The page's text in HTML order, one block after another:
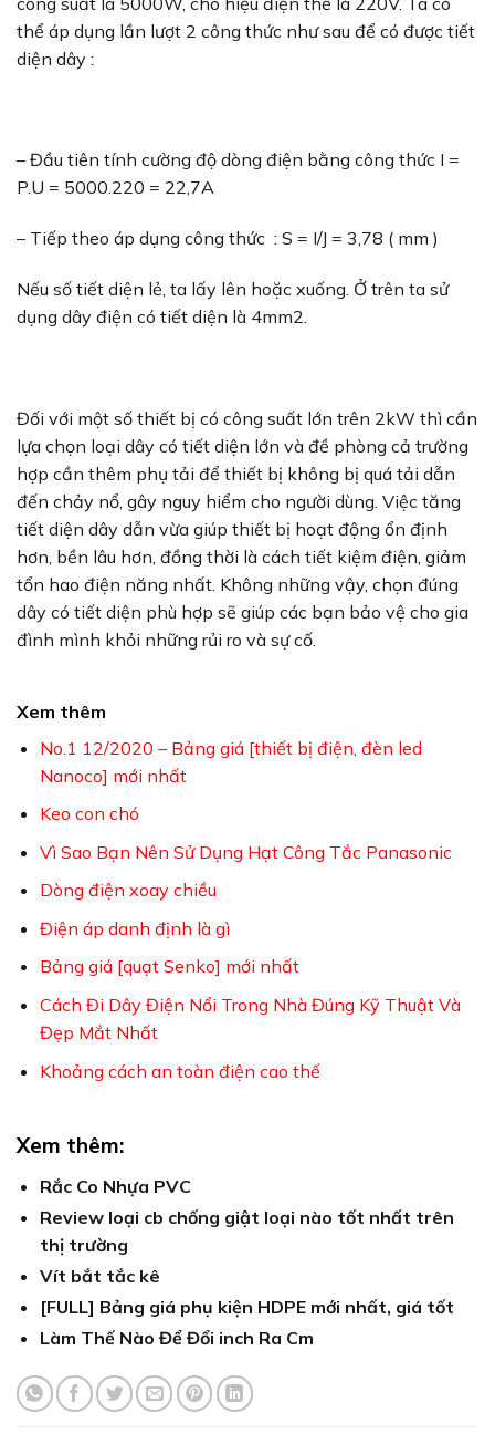
thể áp dụng lần lượt 2 công thức như sau để có được tiết
diện dây :
– Đầu tiên tính cường độ dòng điện bằng công thức I =
P.U = 5000.220 = 22,7A
– Tiếp theo áp dụng công thức : S = I/J = 3,78 ( mm )
Nếu số tiết diện lẻ, ta lấy lên hoặc xuống. Ở trên ta sử
dụng dây điện có tiết diện là 4mm2.
Đối với một số thiết bị có công suất lớn trên 2kW thì cần
lựa chọn loại dây có tiết diện lớn và đề phòng cả trường
hợp cần thêm phụ tải để thiết bị không bị quá tải dẫn
đến chảy nổ, gây nguy hiểm cho người dùng. Việc tăng
tiết diện dây dẫn vừa giúp thiết bị hoạt động ổn định
hơn, bền lâu hơn, đồng thời là cách tiết kiệm điện, giảm
tổn hao điện năng nhất. Không những vậy, chọn đúng
dây có tiết diện phù hợp sẽ giúp các bạn bảo vệ cho gia
đình mình khỏi những rủi ro và sự cố.
Xem thêm
No.1 12/2020 – Bảng giá [thiết bị điện, đèn led
Nanoco] mới nhất
Keo con chó
Vì Sao Bạn Nên Sử Dụng Hạt Công Tắc Panasonic
Dòng điện xoay chiều
Điện áp danh định là gì
Bảng giá [quạt Senko] mới nhất
Cách Đi Dây Điện Nổi Trong Nhà Đúng Kỹ Thuật Và
Đẹp Mắt Nhất
Khoảng cách an toàn điện cao thế
Xem thêm:
Rắc Co Nhựa PVC
Review loại cb chống giật loại nào tốt nhất trên
thị trường
Vít bắt tắc kê
[FULL] Bảng giá phụ kiện HDPE mới nhất, giá tốt
Làm Thế Nào Để Đổi inch Ra Cm